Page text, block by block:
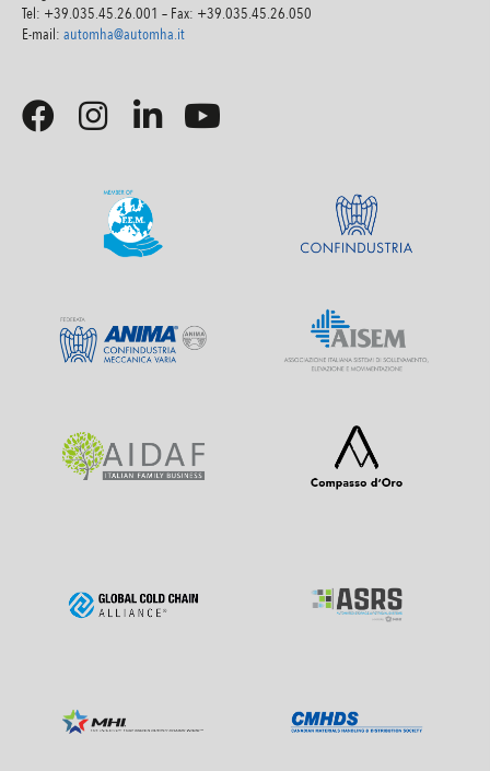
Tel: +39.035.45.26.001 – Fax: +39.035.45.26.050
E-mail: automha@automha.it